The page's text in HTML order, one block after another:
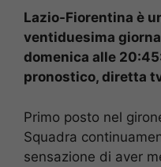
Lazio-Fiorentina è
ventiduesima
domenica alle
pronostico, diretta
Primo posto nel
Squadra
sensazione di aver